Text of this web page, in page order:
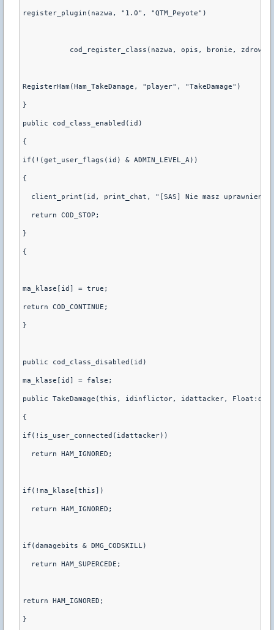
register_plugin(nazwa, "1.0", "QTM_Peyote")
cod_register_class(nazwa, opis, bronie,
RegisterHam(Ham_TakeDamage, "player", "TakeDamage")
}
public cod_class_enabled(id)
{
if(!(get_user_flags(id) & ADMIN_LEVEL_A))
{
client_print(id, print_chat, "[SAS] Nie masz uprawnien,
  return COD_STOP;
}
{
ma_klase[id] = true;
return COD_CONTINUE;
}
public cod_class_disabled(id)
ma_klase[id] = false;
public TakeDamage(this, idinflictor, idattacker,
{
if(!is_user_connected(idattacker))
  return HAM_IGNORED;
if(!ma_klase[this])
  return HAM_IGNORED;
if(damagebits & DMG_CODSKILL)
  return HAM_SUPERCEDE;
return HAM_IGNORED;
}